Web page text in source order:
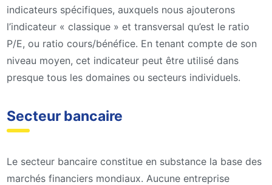
indicateurs spécifiques, auxquels nous ajouterons
l’indicateur « classique » et transversal qu’est le ratio
P/E, ou ratio cours/bénéfice. En tenant compte de son
niveau moyen, cet indicateur peut être utilisé dans
presque tous les domaines ou secteurs individuels.
Secteur bancaire
Le secteur bancaire constitue en substance la base des
marchés financiers mondiaux. Aucune entreprise